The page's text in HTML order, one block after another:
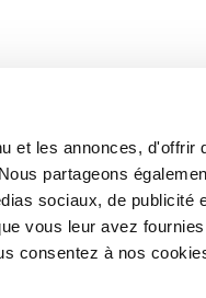
et les annonces, d'offrir
partageons
sociaux, de publicité
vous leur avez
consentez à nos